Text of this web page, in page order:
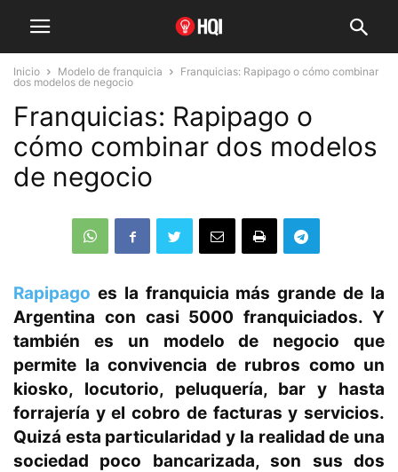
Inicio Modelo de franquicia
Franquicias: Rapipago o cómo combinar
dos modelos de negocio
Franquicias: Rapipago o
cómo combinar dos modelos
de negocio
Rapipago es la franquicia más grande de la
Argentina con casi 5000 franquiciados. Y
también es un modelo de negocio que
permite la convivencia de rubros como un
kiosko, locutorio, peluquería, bar y hasta
forrajería y el cobro de facturas y servicios.
Quizá esta particularidad y la realidad de una
sociedad poco bancarizada, son sus dos